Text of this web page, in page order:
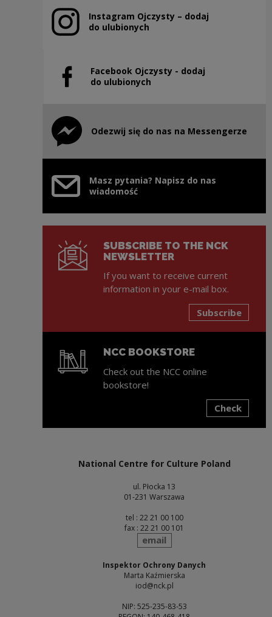
Instagram Ojczysty – dodaj
do ulubionych
Note, the link will open in a new window
Facebook Ojczysty - dodaj
do ulubionych
Note, the link will open in a new window
Odezwij się do nas na Messengerze
Note, the link will open in a new window
Masz pytania? Napisz do nas
wiadomość
SUBSCRIBE TO THE NCK
NEWSLETTER
If you want to receive current
information in your e-mail box.
Subscribe
NCC BOOKSTORE
Check out the NCC online
bookstore!
Check
National Centre for Culture Poland
ul. Płocka 13
01-231 Warszawa
tel : 22 21 00 100
fax : 22 21 00 101
send
email
Inspektor Ochrony Danych
Marta Kaźmierska
iod@nck.pl
NIP: 525-235-83-53